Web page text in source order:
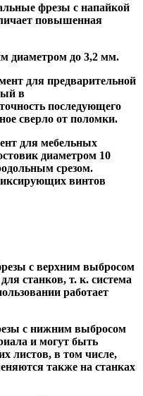
фрезы с напайкой
повышенная
диаметром до 3,2 мм.
для предварительной
в
последующего
сверло от поломки.
для мебельных
диаметром 10
срезом.
винтов
с верхним выбросом
станков, т. к. система
работает
с нижним выбросом
и могут быть
листов, в том числе,
также на станках